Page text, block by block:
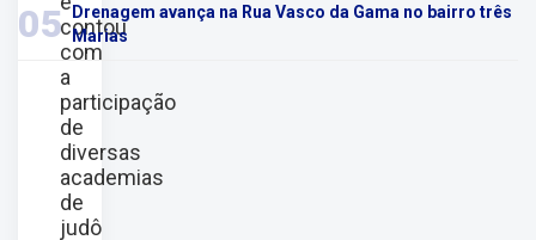
contou
com
a
participação
de
diversas
academias
de
judô
05
Drenagem avança na Rua Vasco da Gama no bairro três
Marias